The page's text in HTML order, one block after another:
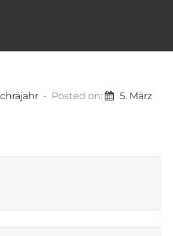
Posted on:
5. März